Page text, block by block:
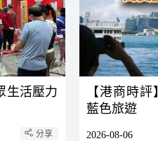
生活壓力
分享
【港商時
藍色旅遊
2026-08-06